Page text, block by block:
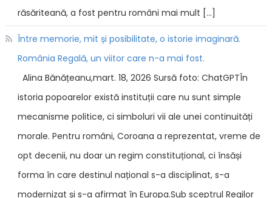
răsăriteană, a fost pentru români mai mult […]
Între memorie, mit și posibilitate, o istorie imaginară.
România Regală, un viitor care n-a mai fost.
Alina Bănățeanu,mart. 18, 2026 Sursă foto: ChatGPTÎn
istoria popoarelor există instituții care nu sunt simple
mecanisme politice, ci simboluri vii ale unei continuități
morale. Pentru români, Coroana a reprezentat, vreme de
opt decenii, nu doar un regim constituțional, ci însăși
forma în care destinul național s-a disciplinat, s-a
modernizat și s-a afirmat în Europa.Sub sceptrul Regilor